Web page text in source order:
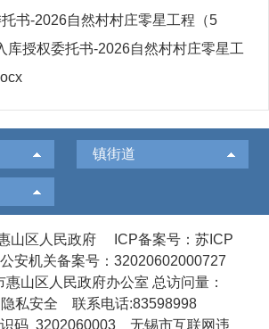
书-2026自然村村庄零星工程（5
库授权委托书-2026自然村村庄零星工
镇街道
山区人民政府
ICP备案号：苏ICP
公安机关备案号：32020602000727
惠山区人民政府办公室 总访问量：
隐私安全
联系电话:83598998
码 3202060003 无锡市互联网违